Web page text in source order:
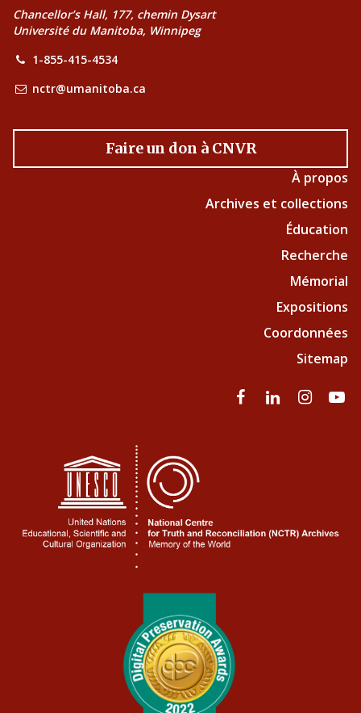
Chancellor’s Hall, 177, chemin Dysart
Université du Manitoba, Winnipeg
1-855-415-4534
nctr@umanitoba.ca
Faire un don à CNVR
À propos
Archives et collections
Éducation
Recherche
Mémorial
Expositions
Coordonnées
Sitemap